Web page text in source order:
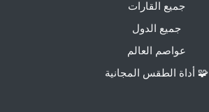
جميع القارات
جميع الدول
عواصم العالم
🧩 أداة الطقس المجانية